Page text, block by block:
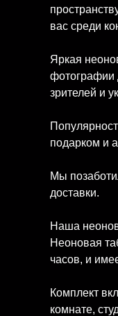
вас среди
Яркая
фотографии
зрителей и
подарком и
Мы
доставки.
Наша
Неоновая
часов, и
Комплект
комнате,